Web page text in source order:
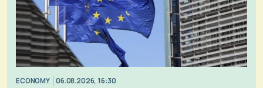
ECONOMY 06.08.2026, 16:30